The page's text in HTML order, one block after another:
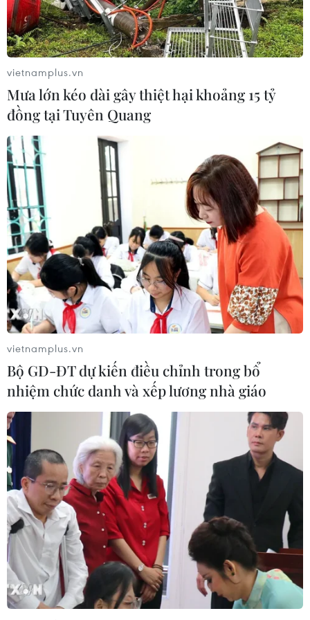
Cán bộ y tế phun hóa chất khử trùng phòng ngừa các loại dịch
bệnh. (Ảnh: Dương Ngọc/TTXVN)
Ngày 22/1, ông Trần Đắc Phu - Cục trưởng Cục Y
tế Dự phòng (Bộ Y tế) khẳng định chùm ca bệnh
cúm gồm hơn 30 em học sinh Trường trung học
phổ thông Trí Đức (Hà Nội) không nguy hiểm,
người dân không nên quá lo ngại.
Ông Phu cho hay, các trường hợp trên bị nhiễm
cúm A/H1N1- đây là loại cúm mùa thông
thường, không có trường hợp nào có biểu hiện
nhiễm cúm với mức độ nguy hiểm.
Trong ba ngày vừa qua, Bệnh viện Bệnh nhiệt
đới Trung ương đã tiếp nhận 2 chùm ca bệnh
cúm với hơn 30 trường hợp có biểu hiện của hội
chứng cúm.
Những trường hợp mắc bệnh trên đều là học
sinh của Trường trung học phổ thông Trí Đức
(Từ Liêm, Hà Nội).
Các em học sinh nhập viện trong tình trạng sốt
cao, ho, nhiễm trùng đường hô hấp. Sau khi
vietnamplus.vn
Mưa lớn kéo dài gây thiệt hại khoảng 15 tỷ
đồng tại Tuyên Quang
vietnamplus.vn
Bộ GD-ĐT dự kiến điều chỉnh trong bổ
nhiệm chức danh và xếp lương nhà giáo